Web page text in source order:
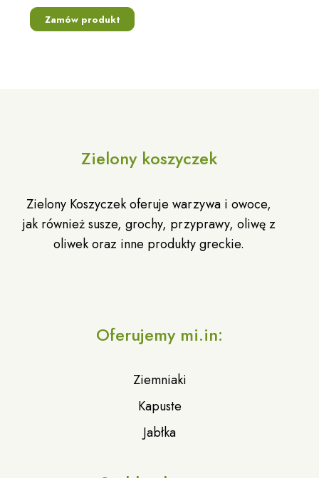
Zamów produkt
Zielony koszyczek
Zielony Koszyczek oferuje warzywa i owoce,
jak również susze, grochy, przyprawy, oliwę z
oliwek oraz inne produkty greckie.
Oferujemy mi.in:
Ziemniaki
Kapuste
Jabłka